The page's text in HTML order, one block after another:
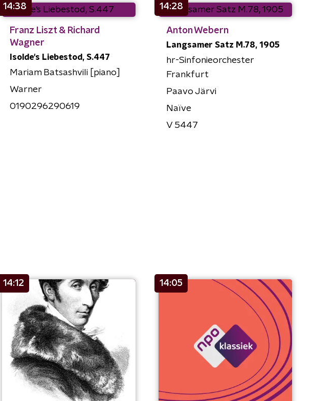
14:38
Franz Liszt & Richard
Wagner
Isolde's Liebestod, S.447
Mariam Batsashvili [piano]
Warner
0190296290619
14:28
Anton Webern
Langsamer Satz M.78, 1905
hr-Sinfonieorchester
Frankfurt
Paavo Järvi
Naïve
V 5447
14:12 14:05